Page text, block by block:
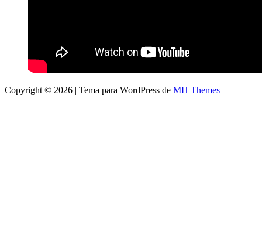
Copyright © 2026 | Tema para WordPress de MH Themes